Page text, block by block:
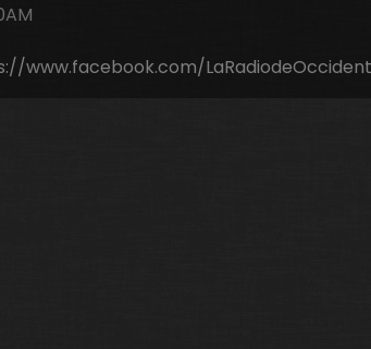
www.facebook.com/